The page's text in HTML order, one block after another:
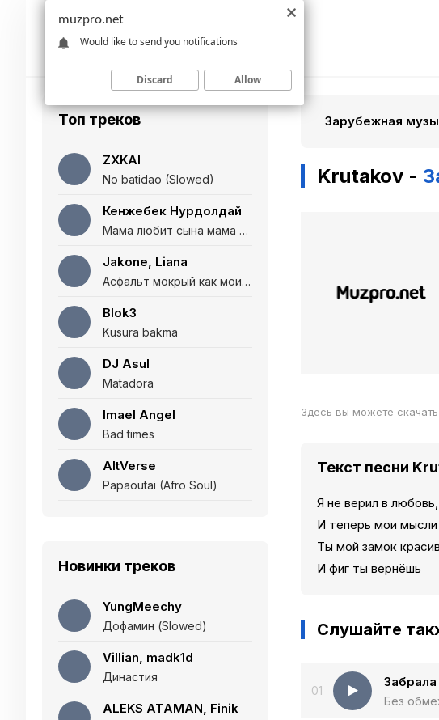
Топ треков
ZXKAI
No batidao (Slowed)
Кенжебек Нурдолдай
Мама любит сына мама любит дочь (Полная версия)
Jakone, Liana
Асфальт мокрый как мои глаза и я нарезаю
Blok3
Kusura bakma
DJ Asul
Matadora
Imael Angel
Bad times
AltVerse
Papaoutai (Afro Soul)
Новинки треков
YungMeechy
Дофамин (Slowed)
Villian, madk1d
Династия
ALEKS ATAMAN, Finik
Зарубежная
Krutakov -
Здесь вы можете
Текст песни
Я не верил в любовь,
И теперь мои
Ты мой замок
И фиг ты вернёшь
Слушайте
01
Забрала
Без
muzpro.net
Would like to send you notifications
Discard Allow